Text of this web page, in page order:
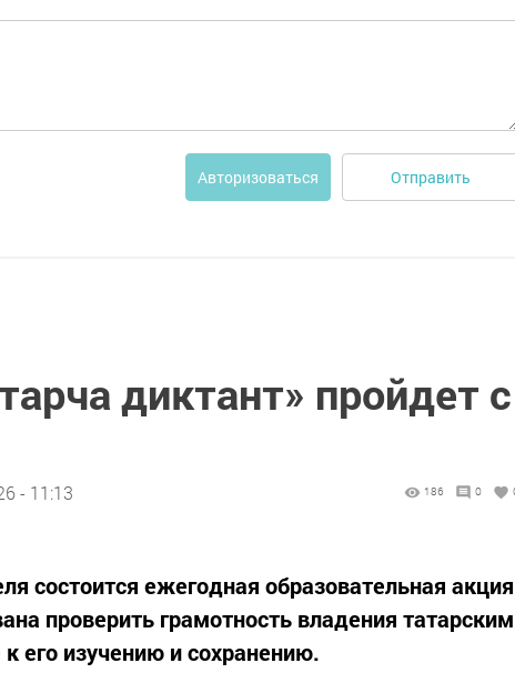
Авторизоваться Отправить
диктант» пройдет с
- 11:13 186 0
состоится ежегодная образовательная акция
проверить грамотность владения татарским
его изучению и сохранению.